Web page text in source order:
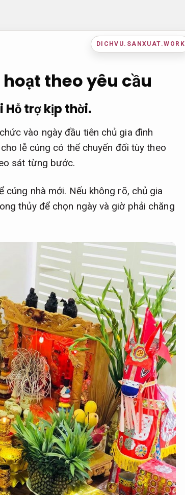
DICHVU.SANXUAT.WORK
theo yêu cầu
Hỗ trợ kịp thời.
vào ngày đầu tiên chủ gia đình
lễ cúng có thể chuyển đổi tùy theo
sát từng bước.
cúng nhà mới. Nếu không rõ, chủ gia
thủy để chọn ngày và giờ phải chăng